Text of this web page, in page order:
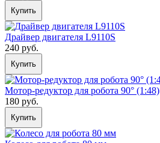
Купить
Драйвер двигателя L9110S
240 руб.
Купить
Мотор-редуктор для робота 90° (1:48)
180 руб.
Купить